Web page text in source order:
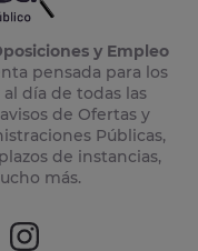
y Empleo
pensada para los
día de todas las
de Ofertas y
Públicas,
de instancias,
más.